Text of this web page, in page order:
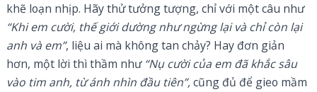
khẽ loạn nhịp. Hãy thử tưởng tượng, chỉ với một câu như
“Khi em cười, thế giới dường như ngừng lại và chỉ còn lại
anh và em”, liệu ai mà không tan chảy? Hay đơn giản
hơn, một lời thì thầm như “Nụ cười của em đã khắc sâu
vào tim anh, từ ánh nhìn đầu tiên”,cũng đủ để gieo mầm